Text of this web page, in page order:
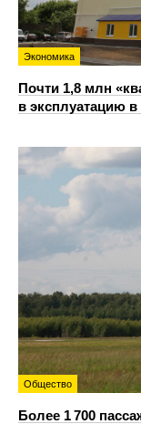
Экономика
Почти 1,8 млн
в эксплуатацию
Общество
Более 1 700